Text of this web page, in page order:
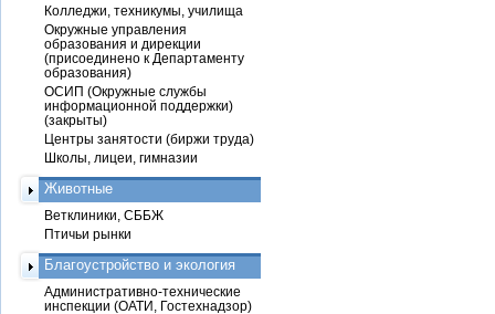
Колледжи, техникумы, училища
Окружные управления
образования и дирекции
(присоединено к Департаменту
образования)
ОСИП (Окружные службы
информационной поддержки)
(закрыты)
Центры занятости (биржи труда)
Школы, лицеи, гимназии
Животные
Ветклиники, СББЖ
Птичьи рынки
Благоустройство и экология
Административно-технические
инспекции (ОАТИ, Гостехнадзор)